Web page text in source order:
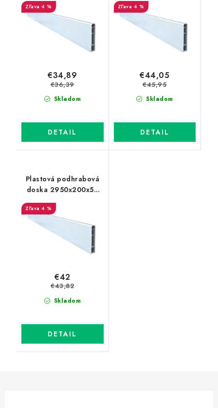
4 %
Skladom
€34,89
€36,39
DETAIL
4 %
Skladom
€44,05
€45,95
DETAIL
Plastová podhrabová
doska 2950x200x50
4 %
Skladom
€42
€43,82
DETAIL